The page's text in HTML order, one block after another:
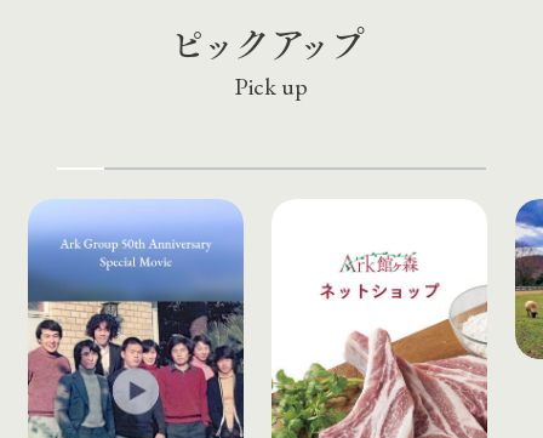
ピックアップ
Pick up